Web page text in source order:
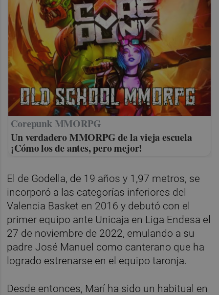
Corepunk MMORPG
Un verdadero MMORPG de la vieja escuela
¡Cómo los de antes, pero mejor!
El de Godella, de 19 años y 1,97 metros, se
incorporó a las categorías inferiores del
Valencia Basket en 2016 y debutó con el
primer equipo ante Unicaja en Liga Endesa el
27 de noviembre de 2022, emulando a su
padre José Manuel como canterano que ha
logrado estrenarse en el equipo taronja.
Desde entonces, Marí ha sido un habitual en